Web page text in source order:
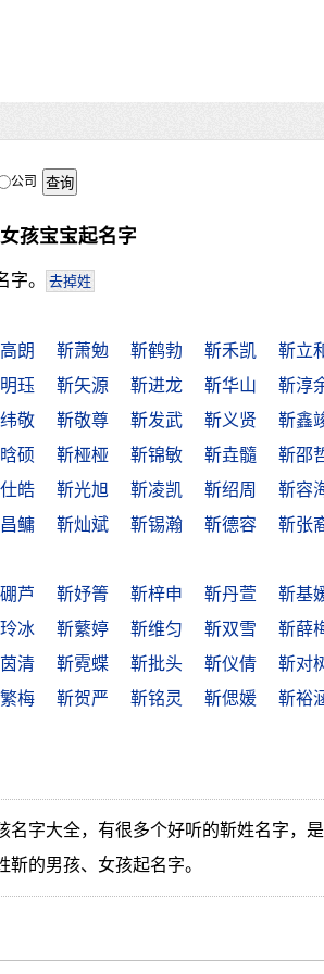
公司
孩宝宝起名字
字。 去掉姓
朗 靳萧勉 靳鹤勃 靳禾凯 靳立
珏 靳矢源 靳进龙 靳华山 靳淳
敬 靳敬尊 靳发武 靳义贤 靳鑫
硕 靳桠桠 靳锦敏 靳垚髓 靳邵
皓 靳光旭 靳凌凯 靳绍周 靳容
鳙 靳灿斌 靳锡瀚 靳德容
靳张
芦 靳妤箐 靳梓申 靳丹萱 靳基
冰 靳蘩婷 靳维匀 靳双雪 靳薛
清 靳霓蝶 靳批头 靳仪倩 靳对
梅 靳贺严 靳铭灵 靳偲媛 靳裕
名字大全，有很多个好听的靳姓名字，
的男孩、女孩起名字。